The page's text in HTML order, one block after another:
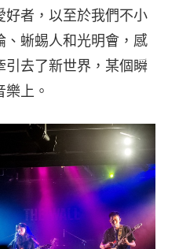
好者，以至於我們不小
、蜥蜴人和光明會，感
引去了新世界，某個瞬
上。